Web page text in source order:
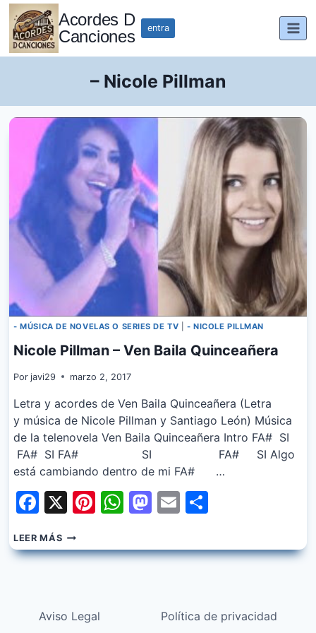
Saltar
contenido
Acordes D
Canciones
entra
– Nicole Pillman
- MÚSICA DE NOVELAS O SERIES DE TV - NICOLE PILLMAN
Nicole Pillman – Ven Baila Quinceañera
Por javi29 marzo 2, 2017
Letra y acordes de Ven Baila Quinceañera (Letra
y música de Nicole Pillman y Santiago León) Música
de la telenovela Ven Baila Quinceañera Intro FA# SI
FA# SI FA# SI FA# SI Algo
está cambiando dentro de mi FA# …
Facebook
X Pinterest
WhatsApp
Mastodon
Email
LEER MÁSNICOLE
PILLMAN
–
Aviso Legal Política de privacidad